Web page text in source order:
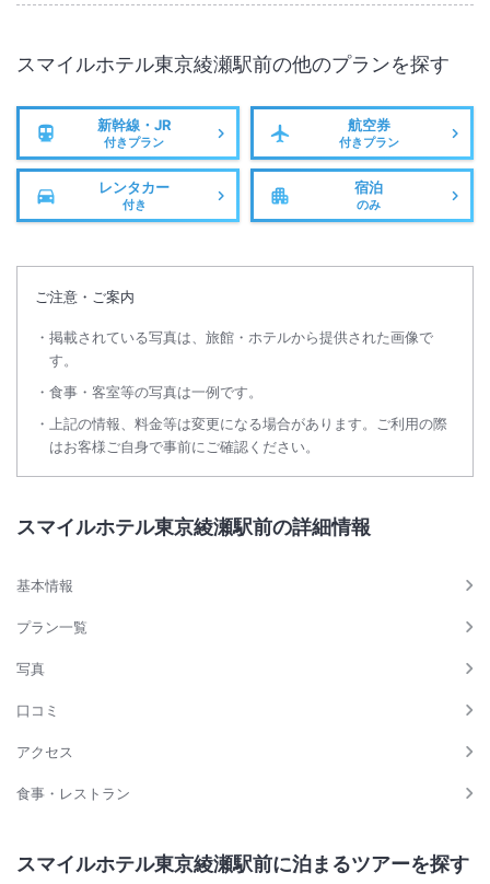
スマイルホテル東京綾瀬駅前の他のプランを探す
新幹線・JR
付きプラン
航空券
付きプラン
レンタカー
付き
宿泊
のみ
ご注意・ご案内
掲載されている写真は、旅館・ホテルから提供された画像で
す。
食事・客室等の写真は一例です。
上記の情報、料金等は変更になる場合があります。ご利用の際
はお客様ご自身で事前にご確認ください。
スマイルホテル東京綾瀬駅前の詳細情報
基本情報
プラン一覧
写真
口コミ
アクセス
食事・レストラン
スマイルホテル東京綾瀬駅前に泊まるツアーを探す